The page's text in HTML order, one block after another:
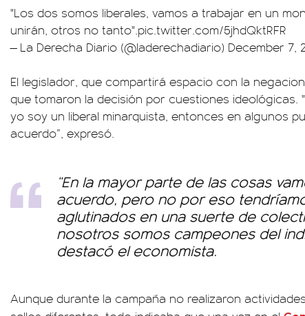
"Los dos somos liberales, vamos a trabajar en un
unirán, otros no tanto".pic.twitter.com/5jhdQktRFR
— La Derecha Diario (@laderechadiario) December 7,
El legislador, que compartirá espacio con la
que tomaron la decisión por cuestiones ideológicas.
yo soy un liberal minarquista, entonces en algunos
acuerdo”, expresó.
“En la mayor parte de las cosas
acuerdo, pero no por eso
aglutinados en una suerte de
nosotros somos campeones del
destacó el economista.
Aunque durante la campaña no realizaron